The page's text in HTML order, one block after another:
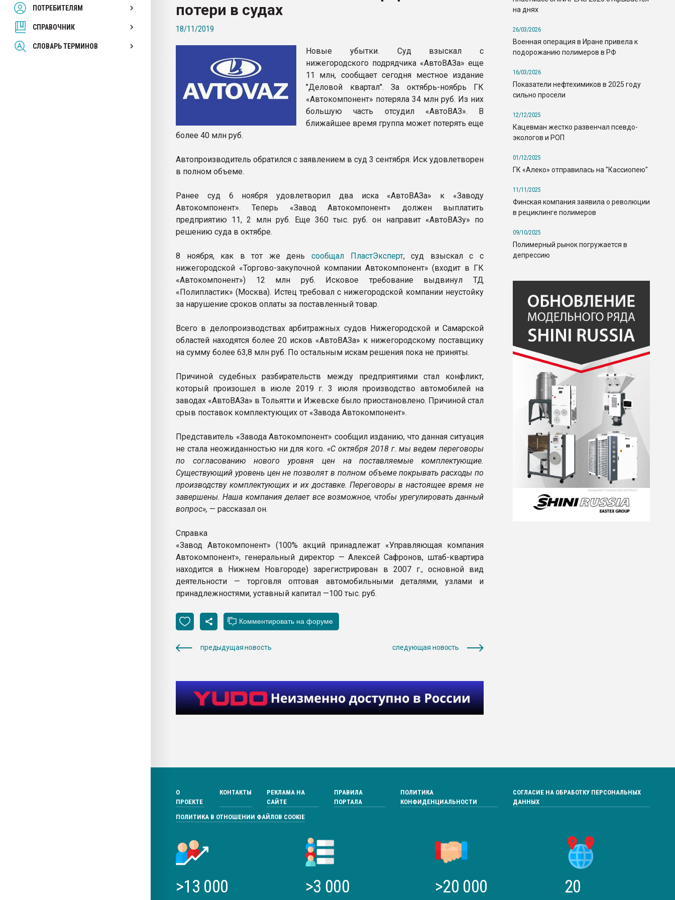
ПОТРЕБИТЕЛЯМ
СПРАВОЧНИК
СЛОВАРЬ ТЕРМИНОВ
Armaloy PC/ABS-1IM черный цвет
потери в судах
18/11/2019
Новые убытки. Суд взыскал с
нижегородского подрядчика «АвтоВАЗа» еще
11 млн, сообщает сегодня местное издание
"Деловой квартал". За октябрь-ноябрь ГК
«Автокомпонент» потеряла 34 млн руб. Из них
большую часть отсудил «АвтоВАЗ». В
ближайшее время группа может потерять еще
более 40 млн руб.
Автопроизводитель обратился с заявлением в суд 3 сентября. Иск удовлетворен
в полном объеме.
Ранее суд 6 ноября удовлетворил два иска «АвтоВАЗа» к «Заводу
Автокомпонент». Теперь «Завод Автокомпонент» должен выплатить
предприятию 11, 2 млн руб. Еще 360 тыс. руб. он направит «АвтоВАЗу» по
решению суда в октябре.
8 ноября, как в тот же деньсообщал ПластЭксперт, суд взыскал с с
нижегородской «Торгово-закупочной компании Автокомпонент» (входит в ГК
«Автокомпонент») 12 млн руб. Исковое требование выдвинул ТД
«Полипластик» (Москва). Истец требовал с нижегородской компании неустойку
за нарушение сроков оплаты за поставленный товар.
Всего в делопроизводствах арбитражных судов Нижегородской и Самарской
областей находятся более 20 исков «АвтоВАЗа» к нижегородскому поставщику
на сумму более 63,8 млн руб. По остальным искам решения пока не приняты.
Причиной судебных разбирательств между предприятиями стал конфликт,
который произошел в июле 2019 г. 3 июля производство автомобилей на
заводах «АвтоВАЗа» в Тольятти и Ижевске было приостановлено. Причиной стал
срыв поставок комплектующих от «Завода Автокомпонент».
Представитель «Завода Автокомпонент» сообщил изданию, что данная ситуация
не стала неожиданностью ни для кого. «С октября 2018 г. мы ведем переговоры
по согласованию нового уровня цен на поставляемые комплектующие.
Существующий уровень цен не позволят в полном объеме покрывать расходы по
производству комплектующих и их доставке. Переговоры в настоящее время не
завершены. Наша компания делает все возможное, чтобы урегулировать данный
вопрос», — рассказал он.
Справка
«Завод Автокомпонент» (100% акций принадлежат «Управляющая компания
Автокомпонент», генеральный директор — Алексей Сафронов, штаб-квартира
находится в Нижнем Новгороде) зарегистрирован в 2007 г., основной вид
деятельности — торговля оптовая автомобильными деталями, узлами и
принадлежностями, уставный капитал —100 тыс. руб.
предыдущая новость следующая новость
на днях
26/03/2026
Военная операция в Иране привела к
подорожанию полимеров в РФ
16/03/2026
Показатели нефтехимиков в 2025 году
сильно просели
12/12/2025
Кацевман жестко развенчал псевдо-
экологов и РОП
01/12/2025
ГК «Алеко» отправилась на "Кассиопею"
11/11/2025
Финская компания заявила о революции
в рециклинге полимеров
09/10/2025
Полимерный рынок погружается в
депрессию
О
ПРОЕКТЕ
КОНТАКТЫ
РЕКЛАМА НА
САЙТЕ
ПРАВИЛА
ПОРТАЛА
ПОЛИТИКА
КОНФИДЕНЦИАЛЬНОСТИ
СОГЛАСИЕ НА ОБРАБОТКУ ПЕРСОНАЛЬНЫХ
ДАННЫХ
ПОЛИТИКА В ОТНОШЕНИИ ФАЙЛОВ COOKIE
>13 000 >3 000 >20 000 20